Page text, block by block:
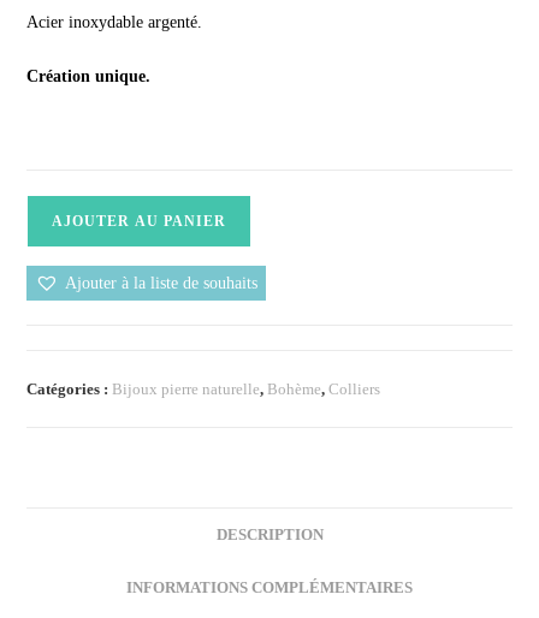
Acier inoxydable argenté.
Création unique.
AJOUTER AU PANIER
Ajouter à la liste de souhaits
Catégories : Bijoux pierre naturelle, Bohème,Colliers
DESCRIPTION
INFORMATIONS COMPLÉMENTAIRES